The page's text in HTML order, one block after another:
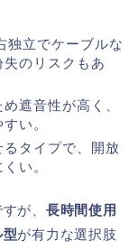
独立でケーブルな
のリスクもあ
遮音性が高く、
い。
るタイプで、開放
い。
が、 長時間使用
が有力な選択肢